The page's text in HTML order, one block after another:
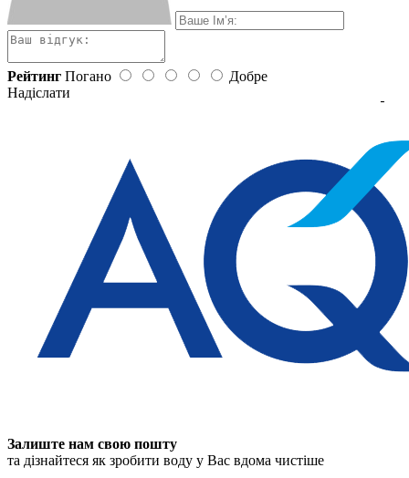
Рейтинг Погано
Добре
Надіслати
Залиште нам свою пошту
та дізнайтеся як зробити воду у Вас вдома чистіше